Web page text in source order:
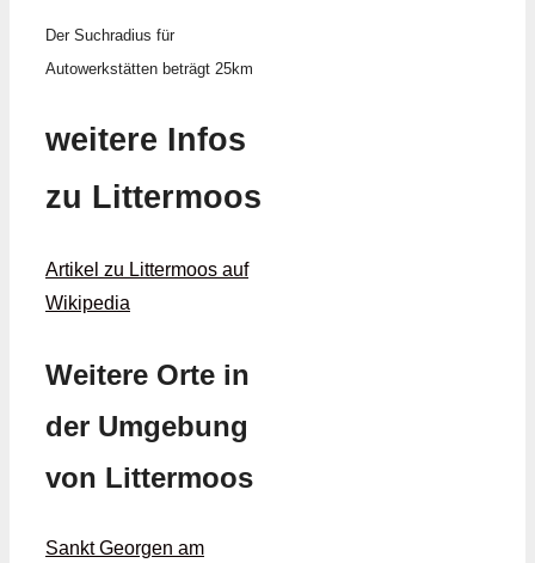
Der Suchradius für
Autowerkstätten beträgt 25km
weitere Infos
zu Littermoos
Artikel zu Littermoos auf
Wikipedia
Weitere Orte in
der Umgebung
von Littermoos
Sankt Georgen am